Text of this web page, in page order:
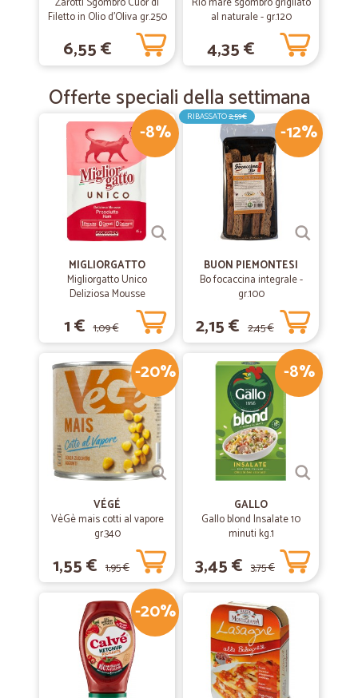
Filetto in Olio d'Oliva gr.250
6,55 €
al naturale - gr.120
4,35 €
Offerte speciali della settimana
-8%
MIGLIORGATTO
Migliorgatto Unico
Deliziosa Mousse
Prosciutto 85 gr.
1 € 1,09 €
-12%
RIBASSATO2,59€
BUON PIEMONTESI
Bo focaccina integrale -
gr.100
2,15 € 2,45 €
-20%
VÉGÉ
VèGè mais cotti al vapore
gr.340
1,55 € 1,95 €
-8%
GALLO
Gallo blond Insalate 10
minuti kg.1
3,45 € 3,75 €
-20%